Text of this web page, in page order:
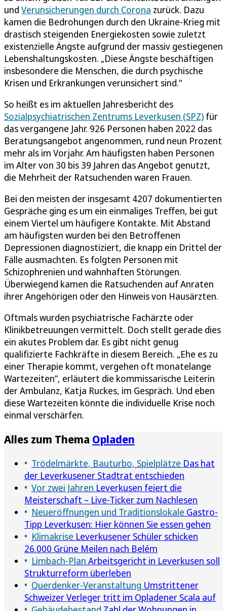
und Verunsicherungen durch Corona zurück. Dazu
kamen die Bedrohungen durch den Ukraine-Krieg mit
drastisch steigenden Energiekosten sowie zuletzt
existenzielle Ängste aufgrund der massiv gestiegenen
Lebenshaltungskosten. „Diese Ängste beschäftigen
insbesondere die Menschen, die durch psychische
Krisen und Erkrankungen verunsichert sind.“
So heißt es im aktuellen Jahresbericht des
Sozialpsychiatrischen Zentrums Leverkusen (SPZ) für
das vergangene Jahr. 926 Personen haben 2022 das
Beratungsangebot angenommen, rund neun Prozent
mehr als im Vorjahr. Am häufigsten haben Personen
im Alter von 30 bis 39 Jahren das Angebot genutzt,
die Mehrheit der Ratsuchenden waren Frauen.
Bei den meisten der insgesamt 4207 dokumentierten
Gespräche ging es um ein einmaliges Treffen, bei gut
einem Viertel um häufigere Kontakte. Mit Abstand
am häufigsten wurden bei den Betroffenen
Depressionen diagnostiziert, die knapp ein Drittel der
Fälle ausmachten. Es folgten Personen mit
Schizophrenien und wahnhaften Störungen.
Überwiegend kamen die Ratsuchenden auf Anraten
ihrer Angehörigen oder den Hinweis von Hausärzten.
Oftmals wurden psychiatrische Fachärzte oder
Klinikbetreuungen vermittelt. Doch stellt gerade dies
ein akutes Problem dar. Es gibt nicht genug
qualifizierte Fachkräfte in diesem Bereich. „Ehe es zu
einer Therapie kommt, vergehen oft monatelange
Wartezeiten“, erläutert die kommissarische Leiterin
der Ambulanz, Katja Ruckes, im Gespräch. Und eben
diese Wartezeiten könnte die individuelle Krise noch
einmal verschärfen.
Alles zum Thema Opladen
Trödelmärkte, Bauturbo, Spielplätze Das hat
der Leverkusener Stadtrat entschieden
Vor zwei Jahren Leverkusen feiert die
Meisterschaft – Live-Ticker zum Nachlesen
Neueröffnungen und Traditionslokale Gastro-
Tipp Leverkusen: Hier können Sie essen gehen
Klimakrise Leverkusener Schüler schicken
26.000 Grüne Meilen nach Belém
Limbach-Plan Arbeitsgericht in Leverkusen soll
Strukturreform überleben
Querdenker-Veranstaltung Umstrittener
Schweizer Verleger tritt im Opladener Scala auf